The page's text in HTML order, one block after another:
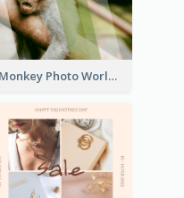
Monkey Photo World Wildlife Day Instagram Post